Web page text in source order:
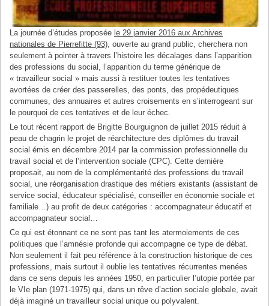
La journée d’études proposée le 29 janvier 2016 aux Archives
nationales de Pierrefitte (93) , ouverte au grand public, cherchera non
seulement à pointer à travers l’histoire les décalages dans l’apparition
des professions du social, l’apparition du terme générique de
« travailleur social » mais aussi à restituer toutes les tentatives
avortées de créer des passerelles, des ponts, des propédeutiques
communes, des annuaires et autres croisements en s’interrogeant sur
le pourquoi de ces tentatives et de leur échec.
Le tout récent rapport de Brigitte Bourguignon de juillet 2015 réduit à
peau de chagrin le projet de réarchitecture des diplômes du travail
social émis en décembre 2014 par la commission professionnelle du
travail social et de l’intervention sociale (CPC). Cette dernière
proposait, au nom de la complémentarité des professions du travail
social, une réorganisation drastique des métiers existants (assistant de
service social, éducateur spécialisé, conseiller en économie sociale et
familiale…) au profit de deux catégories : accompagnateur éducatif et
accompagnateur social…
Ce qui est étonnant ce ne sont pas tant les atermoiements de ces
politiques que l’amnésie profonde qui accompagne ce type de débat.
Non seulement il fait peu référence à la construction historique de ces
professions, mais surtout il oublie les tentatives récurrentes menées
dans ce sens depuis les années 1950, en particulier l’utopie portée par
le VIe plan (1971-1975) qui, dans un rêve d’action sociale globale, avait
déjà imaginé un travailleur social unique ou polyvalent.